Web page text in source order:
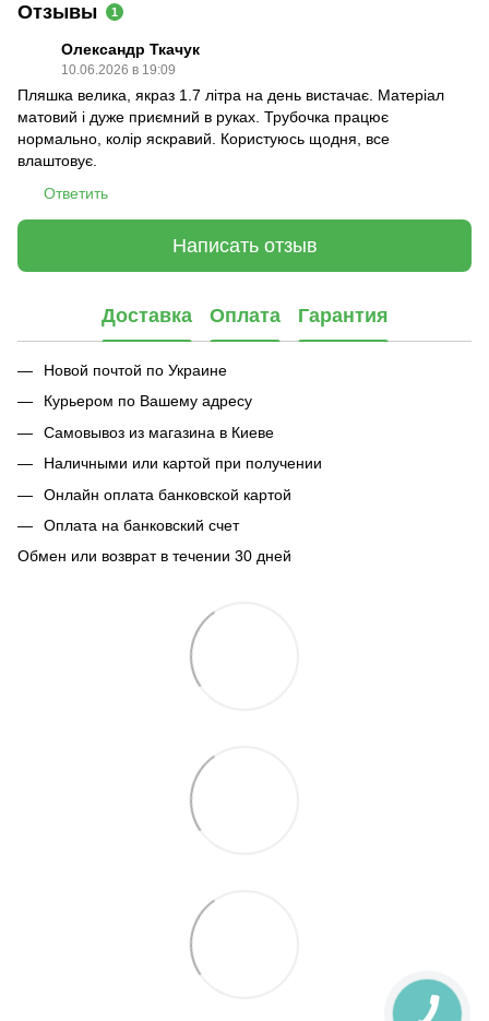
Отзывы 1
Олександр Ткачук
10.06.2026 в 19:09
Пляшка велика, якраз 1.7 літра на день вистачає. Матеріал
матовий і дуже приємний в руках. Трубочка працює
нормально, колір яскравий. Користуюсь щодня, все
влаштовує.
Ответить
Написать отзыв
Доставка Оплата Гарантия
Новой почтой по Украине
Курьером по Вашему адресу
Самовывоз из магазина в Киеве
Наличными или картой при получении
Онлайн оплата банковской картой
Оплата на банковский счет
Обмен или возврат в течении 30 дней